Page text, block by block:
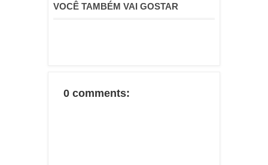
VOCÊ TAMBÉM VAI GOSTAR
0 comments: